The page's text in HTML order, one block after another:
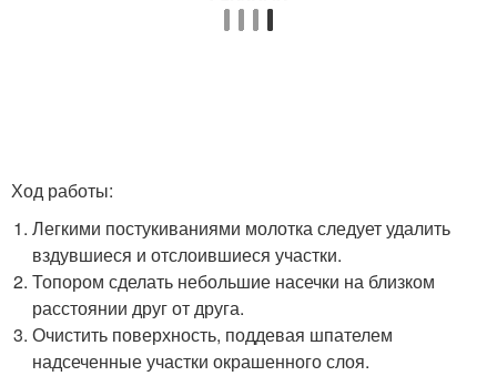
Ход работы:
Легкими постукиваниями молотка следует удалить
вздувшиеся и отслоившиеся участки.
Топором сделать небольшие насечки на близком
расстоянии друг от друга.
Очистить поверхность, поддевая шпателем
надсеченные участки окрашенного слоя.